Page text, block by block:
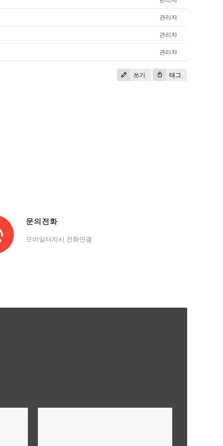
관리자
관리자
관리자
쓰기 태그
문의전화
모바일터치시 전화연결